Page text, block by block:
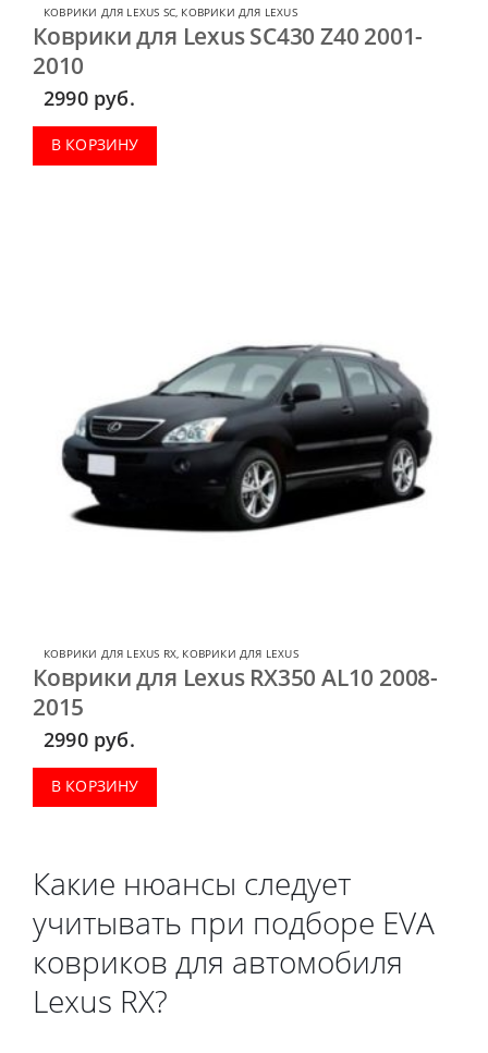
КОВРИКИ ДЛЯ LEXUS SC КОВРИКИ ДЛЯ LEXUS
Коврики для Lexus SC430 Z40 2001-
2010
2990 руб.
В КОРЗИНУ
КОВРИКИ ДЛЯ LEXUS RX КОВРИКИ ДЛЯ LEXUS
Коврики для Lexus RX350 AL10 2008-
2015
2990 руб.
В КОРЗИНУ
Какие нюансы следует
учитывать при подборе EVA
ковриков для автомобиля
Lexus RX?